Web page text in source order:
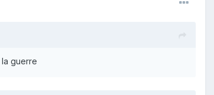
guerre